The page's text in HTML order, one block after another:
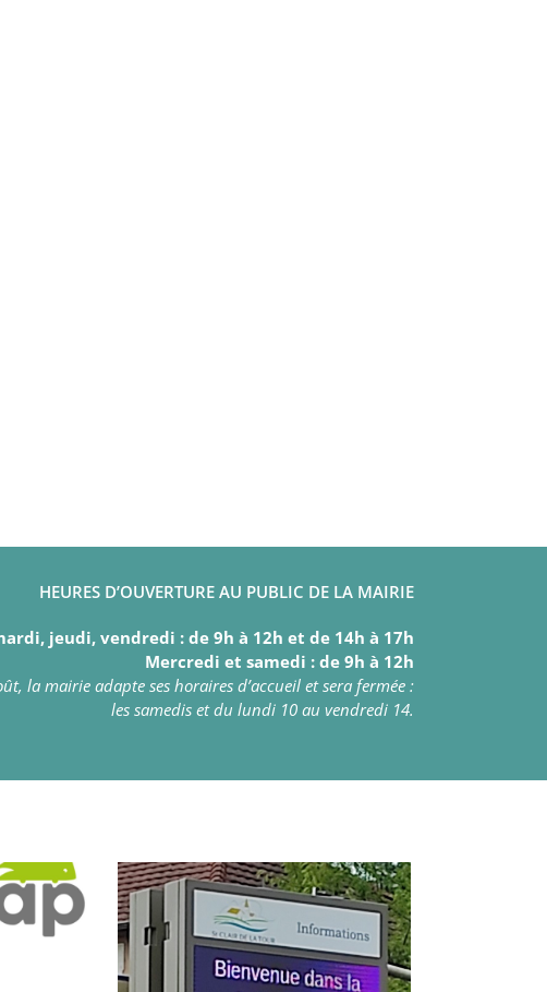
HEURES D’OUVERTURE AU PUBLIC DE LA MAIRIE
jeudi, vendredi : de 9h à 12h et de 14h à 17h
Mercredi et samedi : de 9h à 12h
la mairie adapte ses horaires d’accueil et sera fermée :
les samedis et du lundi 10 au vendredi 14.